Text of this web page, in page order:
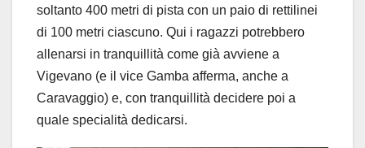
soltanto 400 metri di pista con un paio di rettilinei
di 100 metri ciascuno. Qui i ragazzi potrebbero
allenarsi in tranquillità come già avviene a
Vigevano (e il vice Gamba afferma, anche a
Caravaggio) e, con tranquillità decidere poi a
quale specialità dedicarsi.